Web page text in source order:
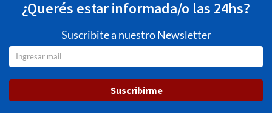
¿Querés estar informada/o las 24hs?
Suscribite a nuestro Newsletter
Suscribirme